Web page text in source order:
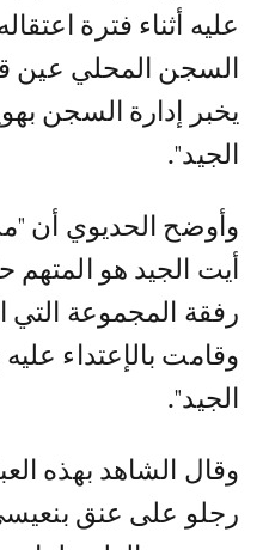
عليه أثناء فترة
السجن المحلي عين
يخبر إدارة السجن
الجيد".
وأوضح الحديوي أن
أيت الجيد هو
رفقة المجموعة
وقامت بالإعتداء
الجيد".
وقال الشاهد بهذه
رجلو على عنق